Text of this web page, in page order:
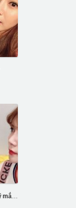
Phẫu thuật hàm vuông và thẩm mỹ mắt tại ID